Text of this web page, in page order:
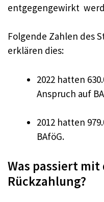
entgegengewirkt
Folgende Zahlen des
erklären dies:
2022 hatten
Anspruch auf
2012 hatten
BAföG.
Was passiert mit
Rückzahlung?